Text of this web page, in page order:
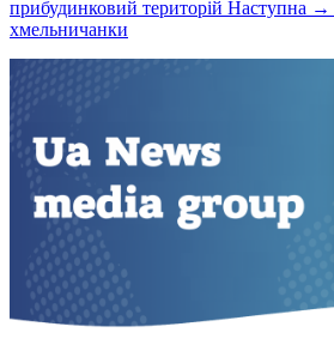
прибудинковий територій Наступна →
хмельничанки